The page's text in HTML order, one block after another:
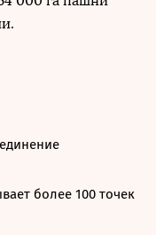
более 100 точек